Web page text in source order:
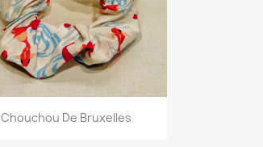
Aperçu rapide
Chouchou De Bruxelles